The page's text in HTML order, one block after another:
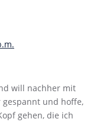
will nachher mit
gespannt und hoffe,
gehen, die ich